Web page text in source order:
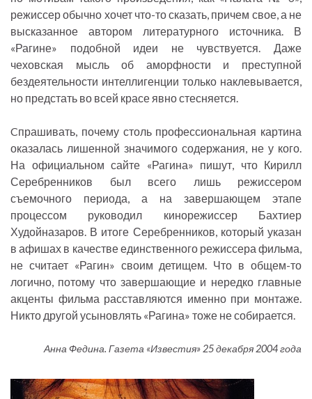
режиссер обычно хочет что-то сказать, причем свое, а не
высказанное автором литературного источника. В
«Рагине» подобной идеи не чувствуется. Даже
чеховская мысль об аморфности и преступной
бездеятельности интеллигенции только наклевывается,
но предстать во всей красе явно стесняется.
Cпрашивать, почему столь профессиональная картина
оказалась лишенной значимого содержания, не у кого.
На официальном сайте «Рагина» пишут, что Кирилл
Серебренников был всего лишь режиссером
съемочного периода, а на завершающем этапе
процессом руководил кинорежиссер Бахтиер
Худойназаров. В итоге Серебренников, который указан
в афишах в качестве единственного режиссера фильма,
не считает «Рагин» своим детищем. Что в общем-то
логично, потому что завершающие и нередко главные
акценты фильма расставляются именно при монтаже.
Никто другой усыновлять «Рагина» тоже не собирается.
Анна Федина. Газета «Известия» 25 декабря 2004 года